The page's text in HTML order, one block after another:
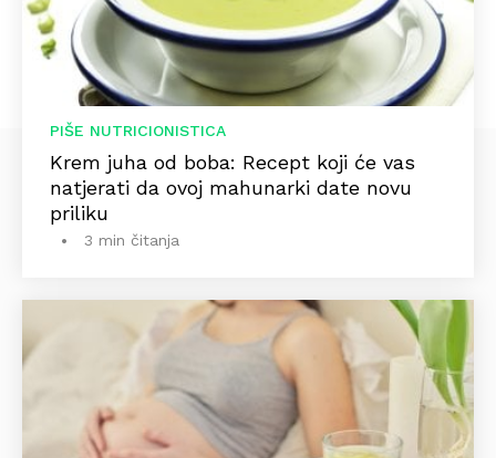
PIŠE NUTRICIONISTICA
Krem juha od boba: Recept koji će vas
natjerati da ovoj mahunarki date novu
priliku
3 min čitanja